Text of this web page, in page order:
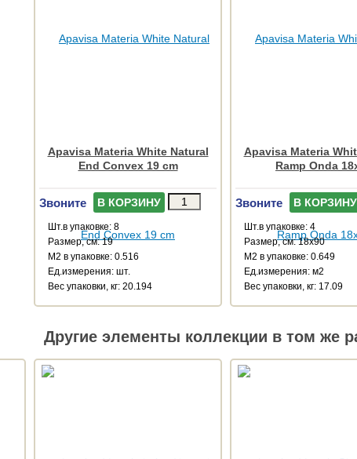
Apavisa Materia White Natural
End Convex 19 cm
Звоните В КОРЗИНУ
Шт.в упаковке: 8
Размер, см: 19
М2 в упаковке: 0.516
Ед.измерения: шт.
Веc упаковки, кг: 20.194
Apavisa Materia
Ramp Onda
Звоните В КОРЗИНУ
Шт.в упаковке: 4
Размер, см: 18x90
М2 в упаковке: 0.649
Ед.измерения: м2
Веc упаковки, кг: 17.09
Другие элементы коллекции в том же